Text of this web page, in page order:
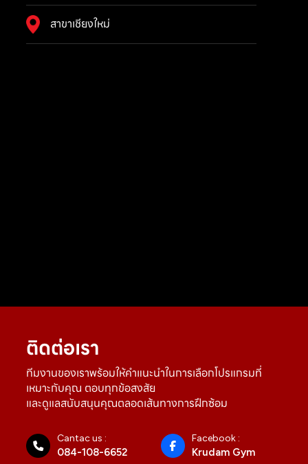
สาขาเชียงใหม่
ติดต่อเรา
ทีมงานของเราพร้อมให้คำแนะนำในการเลือกโปรแกรมที่
เหมาะกับคุณ ตอบทุกข้อสงสัย
และดูแลสนับสนุนคุณตลอดเส้นทางการฝึกซ้อม
Cantac us :
084-108-6652
Facebook :
Krudam Gym